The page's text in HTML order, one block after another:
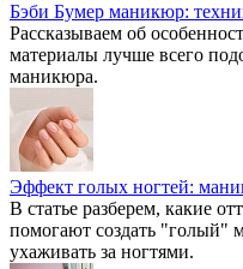
Бэби Бумер маникюр:
Рассказываем об
материалы лучше всего
маникюра.
Эффект голых ногтей:
В статье разберем, какие
помогают создать "голый"
ухаживать за ногтями.